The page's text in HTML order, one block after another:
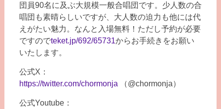
団員90名に及ぶ大規模一般合唱団です。少人数の合
唱団も素晴らしいですが、大人数の迫力も他には代
えがたい魅力。なんと入場無料！ただし予約が必要
ですのでteket.jp/692/65731からお手続きをお願い
いたします。
公式X：
https://twitter.com/chormonja （@chormonja）
公式Youtube：